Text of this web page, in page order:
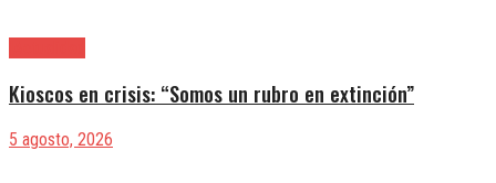
Kioscos en crisis: “Somos un rubro en extinción”
5 agosto, 2026